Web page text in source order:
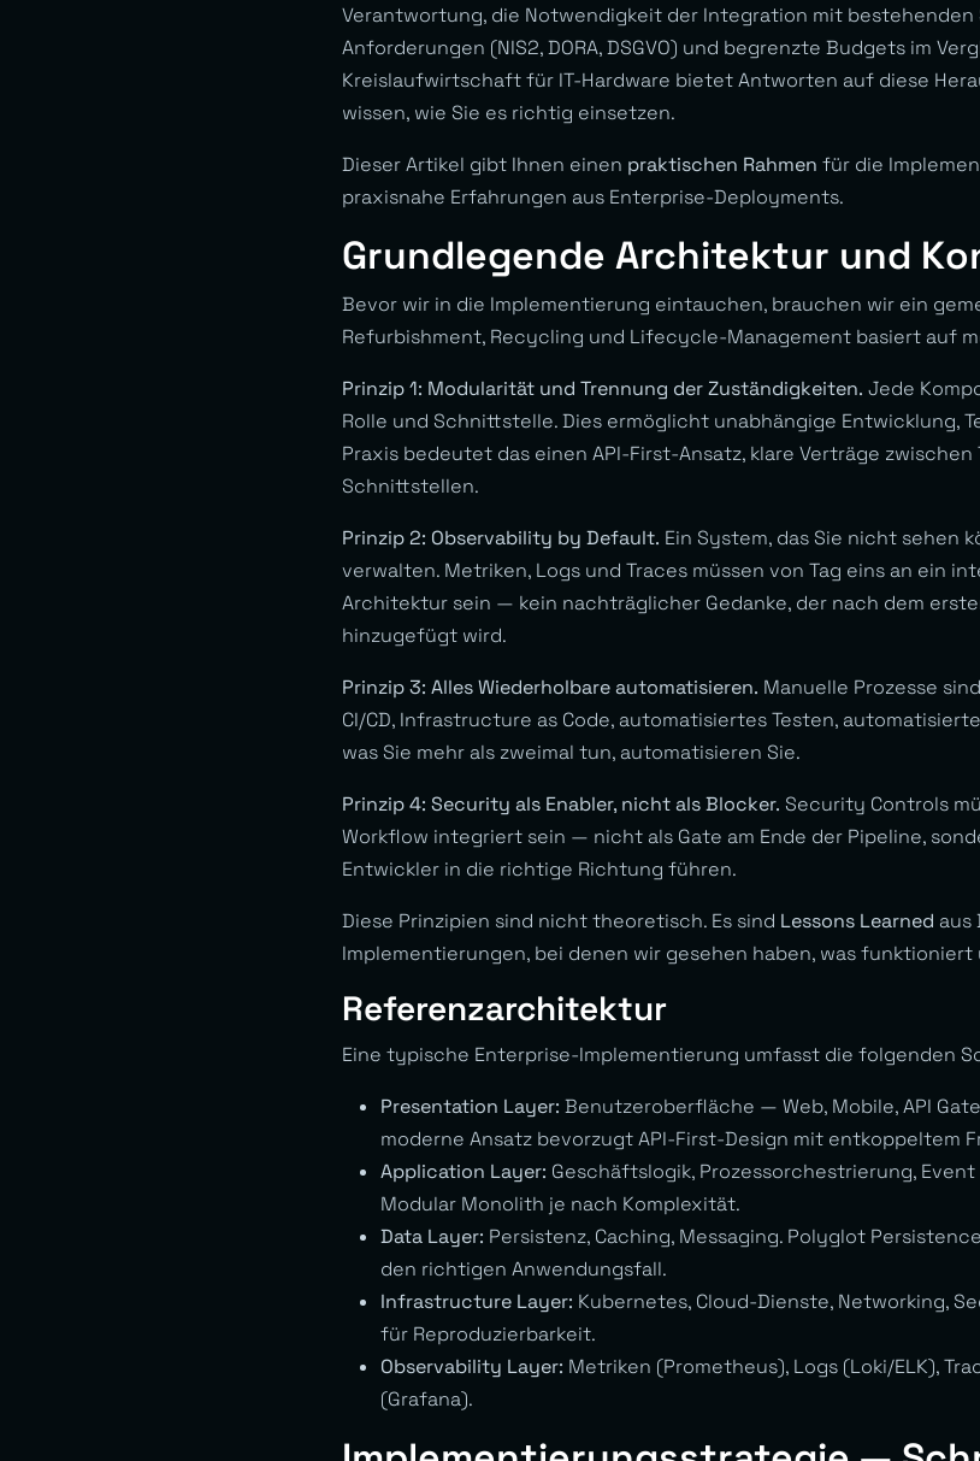
Verantwortung, die Notwendigkeit der Integration mit
Anforderungen (NIS2, DORA, DSGVO) und begrenzte Budgets im
Kreislaufwirtschaft für IT-Hardware bietet Antworten auf diese
wissen, wie Sie es richtig einsetzen.
Dieser Artikel gibt Ihnen einen praktischen Rahmen für die
praxisnahe Erfahrungen aus Enterprise-Deployments.
Grundlegende Architektur und
Bevor wir in die Implementierung eintauchen, brauchen wir ein
Refurbishment, Recycling und Lifecycle-Management basiert auf
Prinzip 1: Modularität und Trennung der Zuständigkeiten. Jede
Rolle und Schnittstelle. Dies ermöglicht unabhängige Entwicklung,
Praxis bedeutet das einen API-First-Ansatz, klare Verträge
Schnittstellen.
Prinzip 2: Observability by Default. Ein System, das Sie nicht sehen
verwalten. Metriken, Logs und Traces müssen von Tag eins an ein
Architektur sein — kein nachträglicher Gedanke, der nach dem
hinzugefügt wird.
Prinzip 3: Alles Wiederholbare automatisieren. Manuelle Prozesse
CI/CD, Infrastructure as Code, automatisiertes Testen,
was Sie mehr als zweimal tun, automatisieren Sie.
Prinzip 4: Security als Enabler, nicht als Blocker. Security Controls
Workflow integriert sein — nicht als Gate am Ende der Pipeline,
Entwickler in die richtige Richtung führen.
Diese Prinzipien sind nicht theoretisch. Es sind Lessons Learned aus
Implementierungen, bei denen wir gesehen haben, was funktioniert
Referenzarchitektur
Eine typische Enterprise-Implementierung umfasst die folgenden
Presentation Layer: Benutzeroberfläche — Web, Mobile, API
moderne Ansatz bevorzugt API-First-Design mit entkoppeltem
Application Layer: Geschäftslogik, Prozessorchestrierung,
Modular Monolith je nach Komplexität.
Data Layer: Persistenz, Caching, Messaging. Polyglot
den richtigen Anwendungsfall.
Infrastructure Layer: Kubernetes, Cloud-Dienste, Networking,
für Reproduzierbarkeit.
Observability Layer: Metriken (Prometheus), Logs (Loki/ELK),
(Grafana).